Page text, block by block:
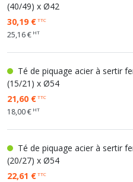
(40/49) x Ø42
30,19 €TTC
25,16 € HT
Té de piquage acier à sertir
(15/21) x Ø54
21,60 €TTC
18,00 € HT
Té de piquage acier à sertir
(20/27) x Ø54
22,61 €TTC